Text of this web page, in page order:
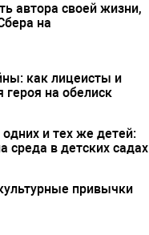
автора своей жизни,
на
как лицеисты и
героя на обелиск
и тех же детей:
среда в детских садах
привычки